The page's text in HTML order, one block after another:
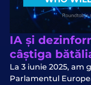
IA și
câștiga
La 3 iunie 2025, am
Parlamentul